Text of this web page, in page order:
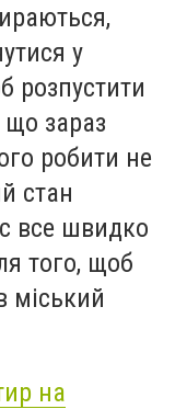
у
розпустити
що зараз
робити не
стан
все швидко
того, щоб
міський
на